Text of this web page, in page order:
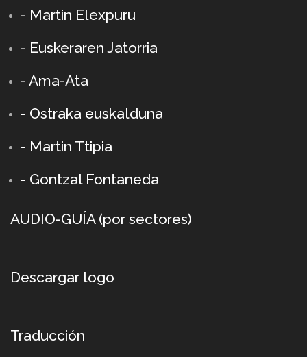
- Martin Elexpuru
- Euskeraren Jatorria
- Ama-Ata
- Ostraka euskalduna
- Martin Ttipia
- Gontzal Fontaneda
AUDIO-GUÍA (por sectores)
Descargar logo
Traducción